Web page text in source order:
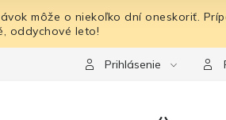
môže o niekoľko dní oneskoriť.
oddychové leto!
Prihlásenie